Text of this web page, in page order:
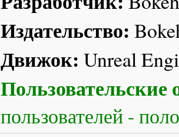
Издательство:
Движок: Unreal
Пользовательские
пользователей -